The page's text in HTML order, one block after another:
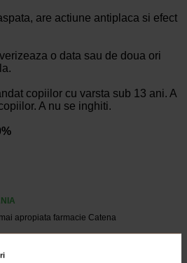
are actiune antiplaca si efect
o data sau de doua ori
copiilor cu varsta sub 13 ani. A
A nu se inghiti.
apropiata farmacie Catena